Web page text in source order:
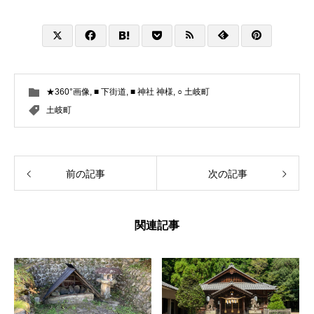
★360°画像 ■ 下街道 ■ 神社 神様 ○ 土岐町
土岐町
前の記事 次の記事
関連記事